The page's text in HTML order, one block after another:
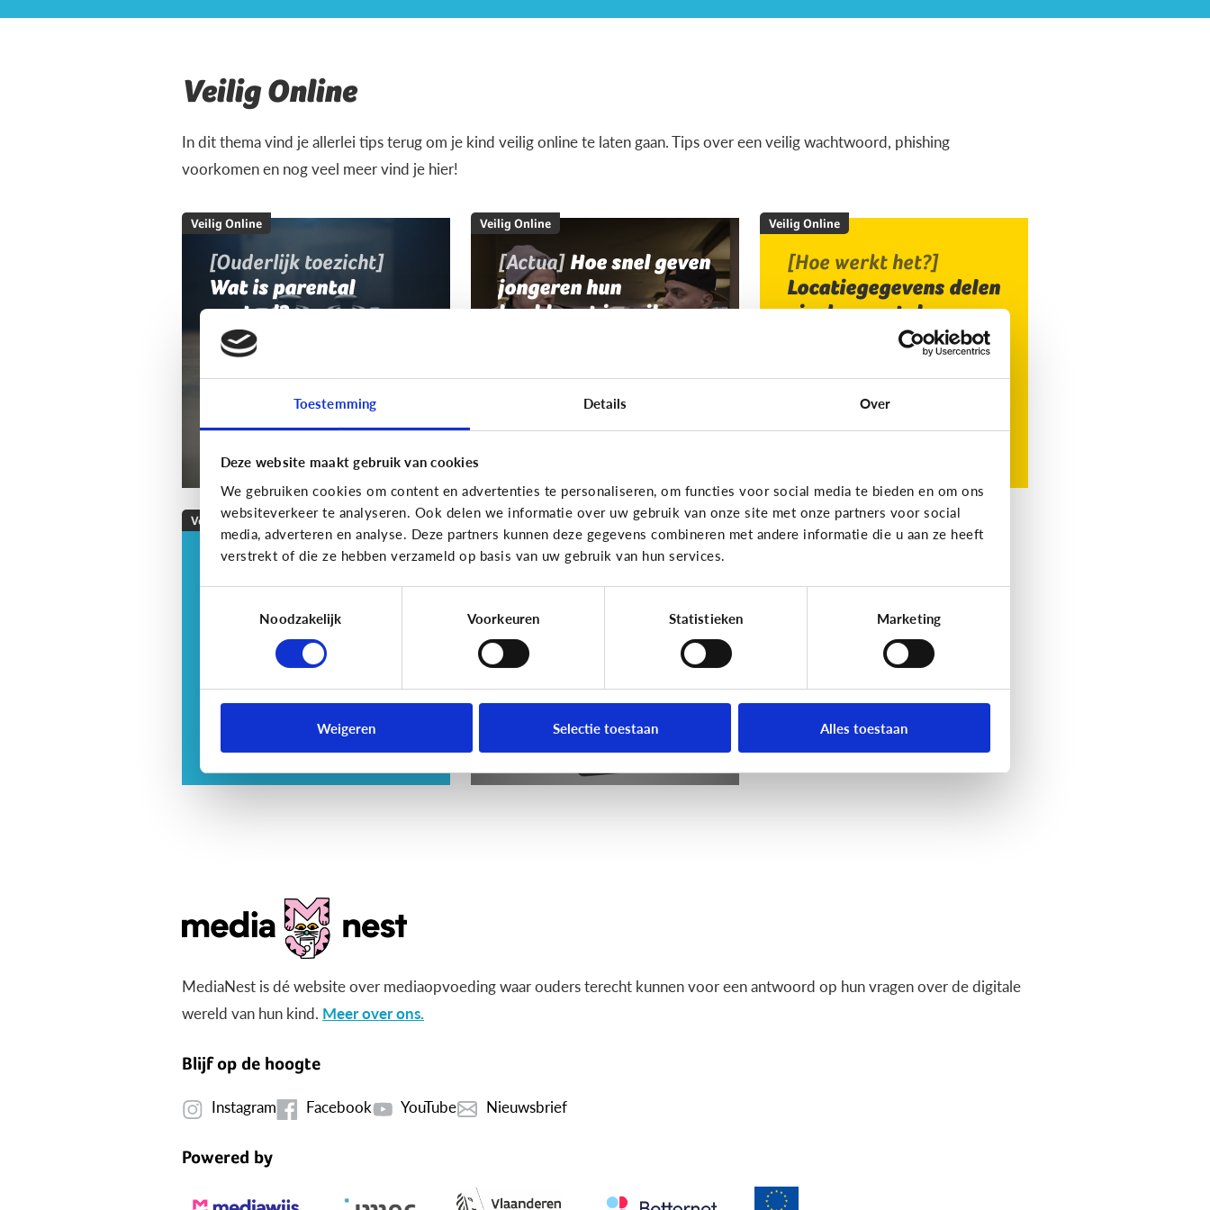
Toestemming Details Over
Deze website maakt gebruik van cookies
We gebruiken cookies om content en advertenties te personaliseren, om functies voor social media te bieden en om ons
websiteverkeer te analyseren. Ook delen we informatie over uw gebruik van onze site met onze partners voor social
media, adverteren en analyse. Deze partners kunnen deze gegevens combineren met andere informatie die u aan ze heeft
verstrekt of die ze hebben verzameld op basis van uw gebruik van hun services.
Noodzakelijk
Voorkeuren Statistieken Marketing
Weigeren Selectie toestaan Alles toestaan
Veilig Online
In dit thema vind je allerlei tips terug om je kind veilig online te laten gaan. Tips over een veilig wachtwoord, phishing
voorkomen en nog veel meer vind je hier!
Veilig Online
[Ouderlijk toezicht]
Wat is parental
control?
Veilig Online
[Actua] Hoe snel geven
jongeren hun
bankkaart in ruil voor
Veilig Online
[Hoe werkt het?]
Locatiegegevens delen
via de smartphone
Veilig Online
Veilig online: hoe doe
ik dat?
Je zorgt er best voor dat je
informatie alleen deelt met wie
jij dit echt wilt. Hoe kan je dit
doen?
3 tips voor tieners
Veilig Online
Wat is een veilig
wachtwoord voor mijn
kind?
MediaNest is dé website over mediaopvoeding waar ouders terecht kunnen voor een antwoord op hun vragen over de digitale
wereld van hun kind. Meer over ons.
Blijf op de hoogte
Instagram Facebook YouTube Nieuwsbrief
Powered by